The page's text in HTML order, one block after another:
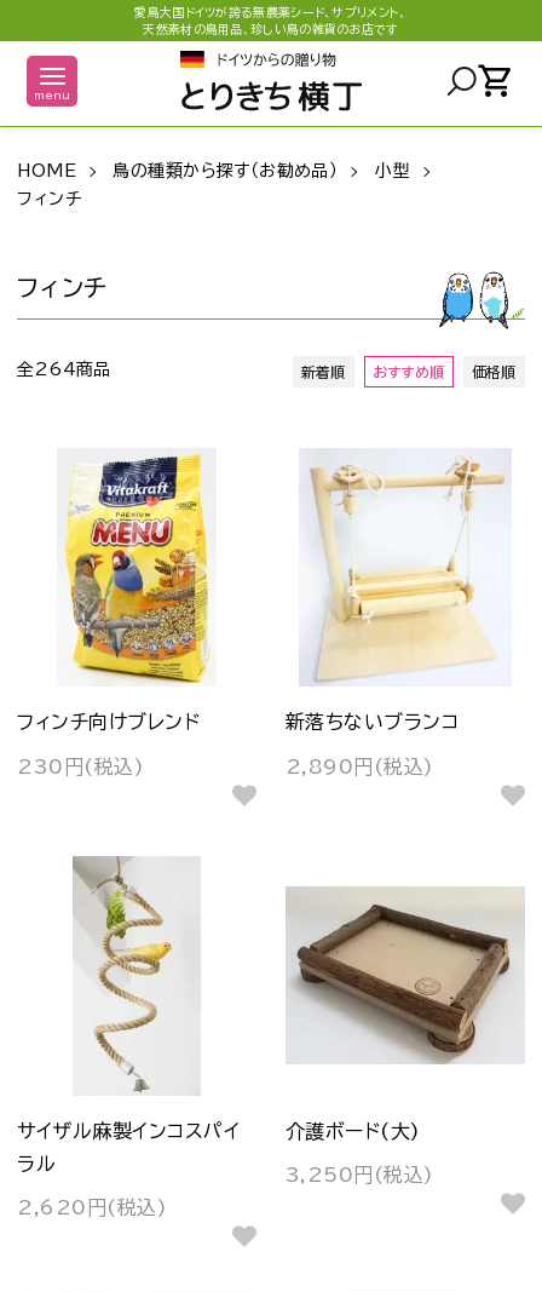
愛鳥大国ドイツが誇る無農薬シード、サプリメント、
天然素材の鳥用品、珍しい鳥の雑貨のお店です
menu shopping_cart
HOME 鳥の種類から探す（お勧め品）
小型
フィンチ
フィンチ
全264商品 新着順 おすすめ順 価格順
フィンチ向けブレンド
230円(税込)
新落ちないブランコ
2,890円(税込)
サイザル麻製インコスパイ
ラル
2,620円(税込)
介護ボード(大)
3,250円(税込)